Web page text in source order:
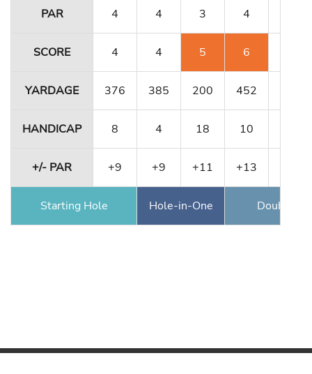
PAR 4 4 3 4
SCORE 4 4 5 6
YARDAGE 376 385 200 452
HANDICAP 8 4 18 10
+/- PAR +9 +9 +11 +13
Starting Hole Hole-in-One Double